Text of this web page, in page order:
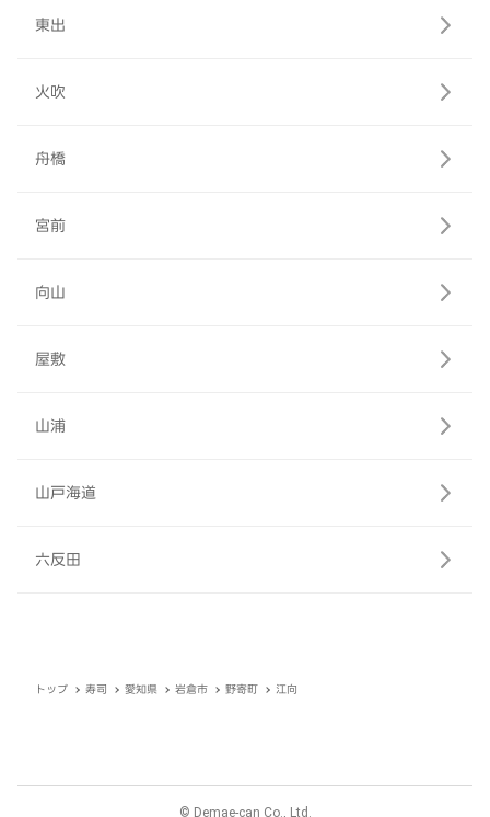
東出
火吹
舟橋
宮前
向山
屋敷
山浦
山戸海道
六反田
トップ 寿司 愛知県 岩倉市 野寄町 江向
© Demae-can Co., Ltd.